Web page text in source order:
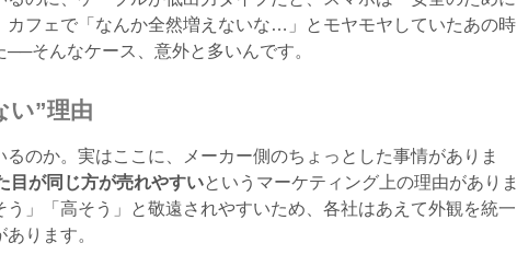
フェで「なんか全然増えないな…」とモヤモヤしていたあの時
──そんなケース、意外と多いんです。
い”理由
るのか。実はここに、メーカー側のちょっとした事情がありま
目が同じ方が売れやすいというマーケティング上の理由がありま
」「高そう」と敬遠されやすいため、各社はあえて外観を統一
ります。